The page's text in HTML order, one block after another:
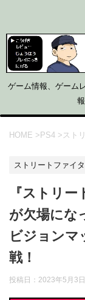
ゲーム情報、ゲーム
HOME >PS4 > スト
ストリートファイ
『ストリ
が欠場にな
ビジョンマ
戦！
投稿日： 2023年5月3日